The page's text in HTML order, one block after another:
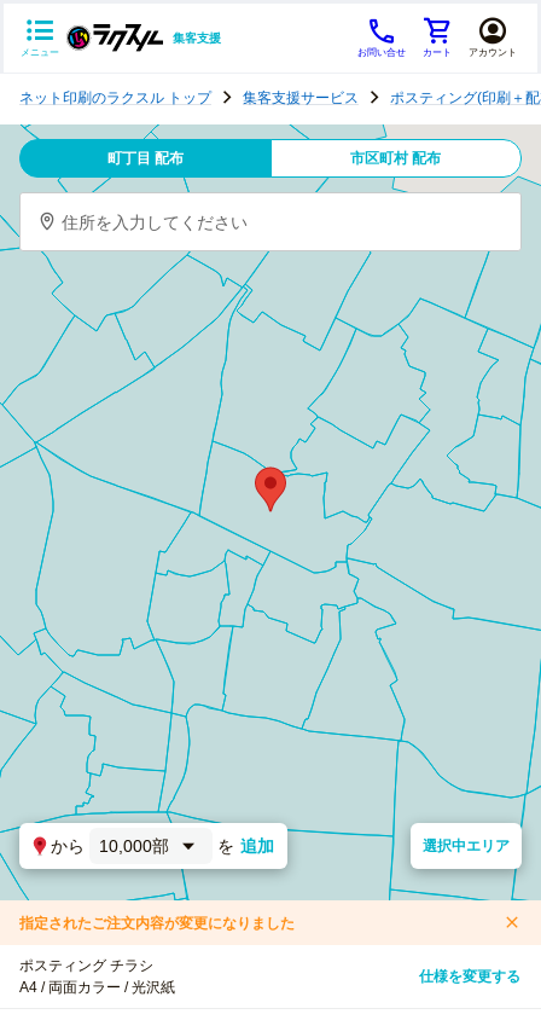
メニュー
集客支援
お問い合せ カート アカウント
テ
ン
グ
ネット印刷のラクスル トップ 集客支援サービス ポスティング(印刷＋
町丁目 配布 市区町村 配布
住所を入力してください
から 10,000部 を 追加 選択中エリア
指定されたご注文内容が変更になりました
ポスティング チラシ
A4 / 両面カラー / 光沢紙
仕様を変更する